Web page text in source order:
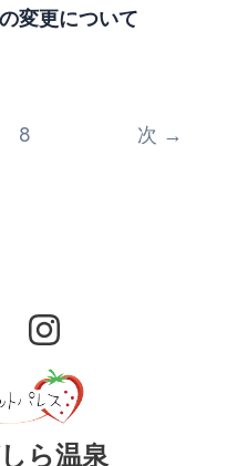
変更について
8 次 →
I
n
s
t
a
ら温泉